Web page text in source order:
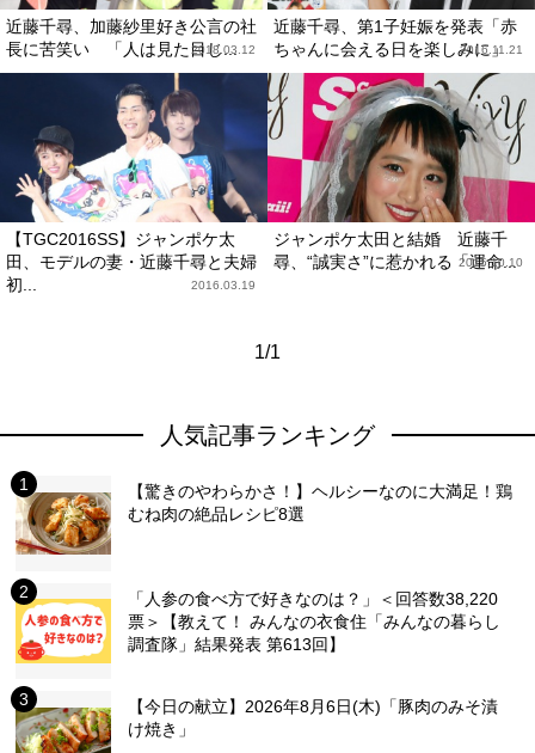
近藤千尋、加藤紗里好き公言の社
長に苦笑い 「人は見た目じ...
2018.03.12
近藤千尋、第1子妊娠を発表「赤
ちゃんに会える日を楽しみに」
2016.11.21
【TGC2016SS】ジャンポケ太
田、モデルの妻・近藤千尋と夫婦
初...
2016.03.19
ジャンポケ太田と結婚 近藤千
尋、“誠実さ”に惹かれる「運命...
2015.10.10
1/1
人気記事ランキング
【驚きのやわらかさ！】ヘルシーなのに大満足！鶏
むね肉の絶品レシピ8選
「人参の食べ方で好きなのは？」＜回答数38,220
票＞【教えて！ みんなの衣食住「みんなの暮らし
調査隊」結果発表 第613回】
【今日の献立】2026年8月6日(木)「豚肉のみそ漬
け焼き」